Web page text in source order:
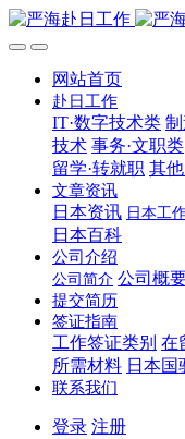
网站首页
赴日工作
IT·数字技术类
技术 事务·文职类
留学·转就职 其
文章资讯
日本资讯 日本工
日本百科
公司介绍
公司简介 公司概
提交简历
签证指南
工作签证类别 在
所需材料 日本国
联系我们
登录 注册